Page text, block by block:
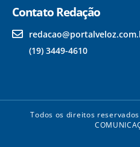
Contato Redação
(19) 3449-4610
Todos os direitos reservados